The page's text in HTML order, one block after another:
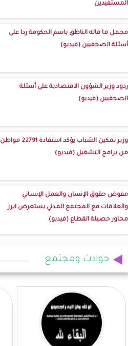
المستفيدين
مجمل ما قاله الناطق باسم الحكومة ردا على
أسئلة الصحفيين (فيديو)
ردود وزير الشؤون الاقتصادية على أسئلة
الصحفيين (فيديو)
وزير تمكين الشباب يؤكد استفادة 22791 مواطن
من برامج التشغيل (فيديو)
مفوض حقوق الإنسان والعمل الإنساني
والعلاقات مع المجتمع المدني يستعرض ابرز
محاور حصيلة القطاع (فيديو)
حوادث ومجتمع